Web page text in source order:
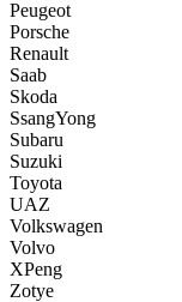
Peugeot
Porsche
Renault
Saab
Skoda
SsangYong
Subaru
Suzuki
Toyota
UAZ
Volkswagen
Volvo
XPeng
Zotye